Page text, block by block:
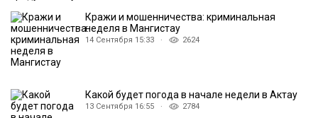
Кражи и мошенничества: криминальная
неделя в Мангистау
14 Сентября 15:33 · 2624
Какой будет погода в начале недели в Актау
13 Сентября 16:55 · 2784